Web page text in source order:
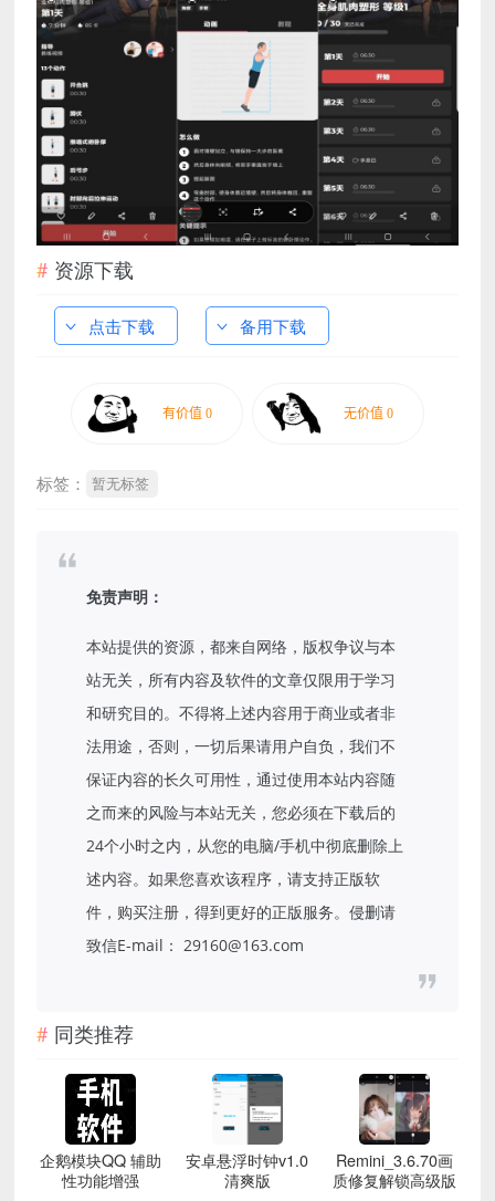
资源下载
点击下载 备用下载
标签： 暂无标签
免责声明：
本站提供的资源，都来自网络，版权争议与本
站无关，所有内容及软件的文章仅限用于学习
和研究目的。不得将上述内容用于商业或者非
法用途，否则，一切后果请用户自负，我们不
保证内容的长久可用性，通过使用本站内容随
之而来的风险与本站无关，您必须在下载后的
24个小时之内，从您的电脑/手机中彻底删除上
述内容。如果您喜欢该程序，请支持正版软
件，购买注册，得到更好的正版服务。侵删请
致信E-mail： 29160@163.com
同类推荐
企鹅模块QQ 辅助
性功能增强
安卓悬浮时钟v1.0
清爽版
Remini_3.6.70画
质修复解锁高级版